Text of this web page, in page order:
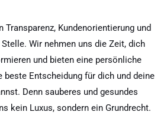
Transparenz, Kundenorientierung und
Wir nehmen uns die Zeit, dich
und bieten eine persönliche
beste Entscheidung für dich und deine
Denn sauberes und gesundes
kein Luxus, sondern ein Grundrecht.